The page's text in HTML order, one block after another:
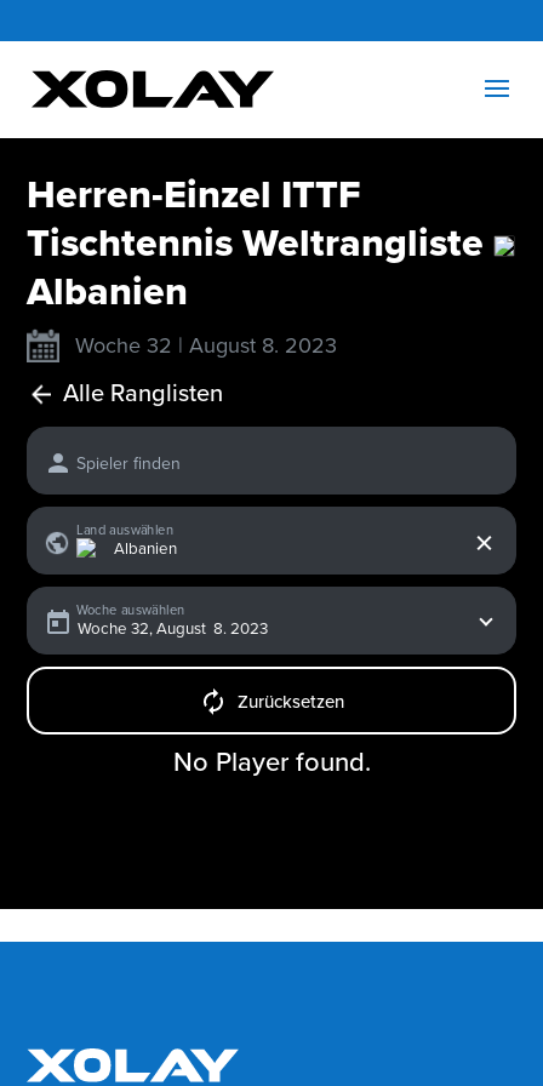
Herren-Einzel ITTF
Tischtennis Weltrangliste
Albanien
Woche 32 | August 8. 2023
Alle Ranglisten
Spieler finden
Land auswählen
Woche auswählen
Zurücksetzen
No Player found.